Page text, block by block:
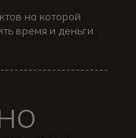
на которой
время и деньги